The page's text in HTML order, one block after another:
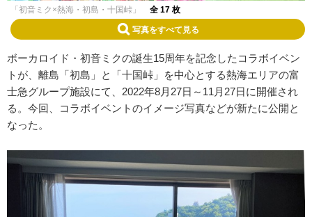
「初音ミク×熱海・初島・十国峠」 全 17 枚
写真をすべて見る
ボーカロイド・初音ミクの誕生15周年を記念したコラボイベン
トが、離島「初島」と「十国峠」を中心とする熱海エリアの富
士急グループ施設にて、2022年8月27日～11月27日に開催され
る。今回、コラボイベントのイメージ写真などが新たに公開と
なった。